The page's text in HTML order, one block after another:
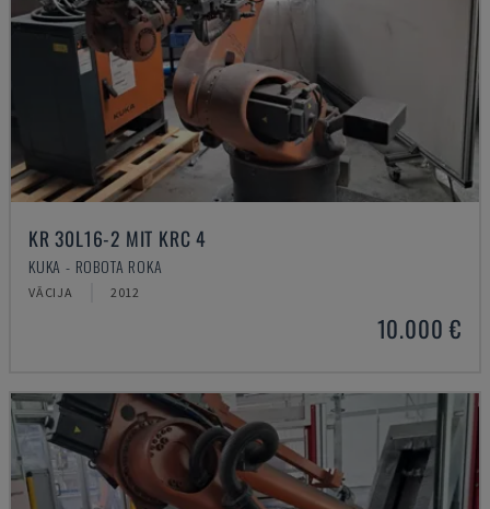
KR 30L16-2 MIT KRC 4
KUKA - ROBOTA ROKA
VĀCIJA 2012
10.000 €